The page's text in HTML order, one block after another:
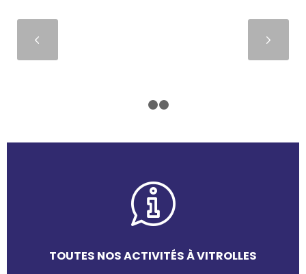
TOUTES NOS ACTIVITÉS À VITROLLES